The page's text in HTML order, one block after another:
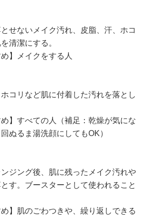
とせないメイク汚れ、皮脂、汗、ホコ
清潔にする。
】メイクをする人
ホコリなど肌に付着した汚れを落とし
め】すべての人（補足：乾燥が気にな
ぬるま湯洗顔にしてもOK）
ンジング後、肌に残ったメイク汚れや
す。ブースターとして使われること
め】肌のごわつきや、繰り返しできる